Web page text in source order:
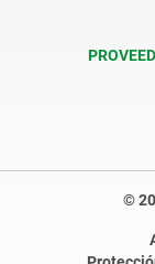
©